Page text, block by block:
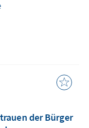
der Bürger